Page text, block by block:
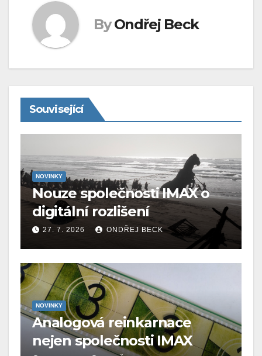
By Ondřej Beck
Související
NOVINKY
Nouze společnosti IMAX o
digitální rozlišení
27. 7. 2026 ONDŘEJ BECK
NOVINKY
Analogová reinkarnace
nejen společnosti IMAX